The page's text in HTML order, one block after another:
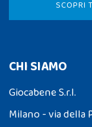
SCOPRI
CHI SIAMO
Giocabene S.r.l.
Milano - via della